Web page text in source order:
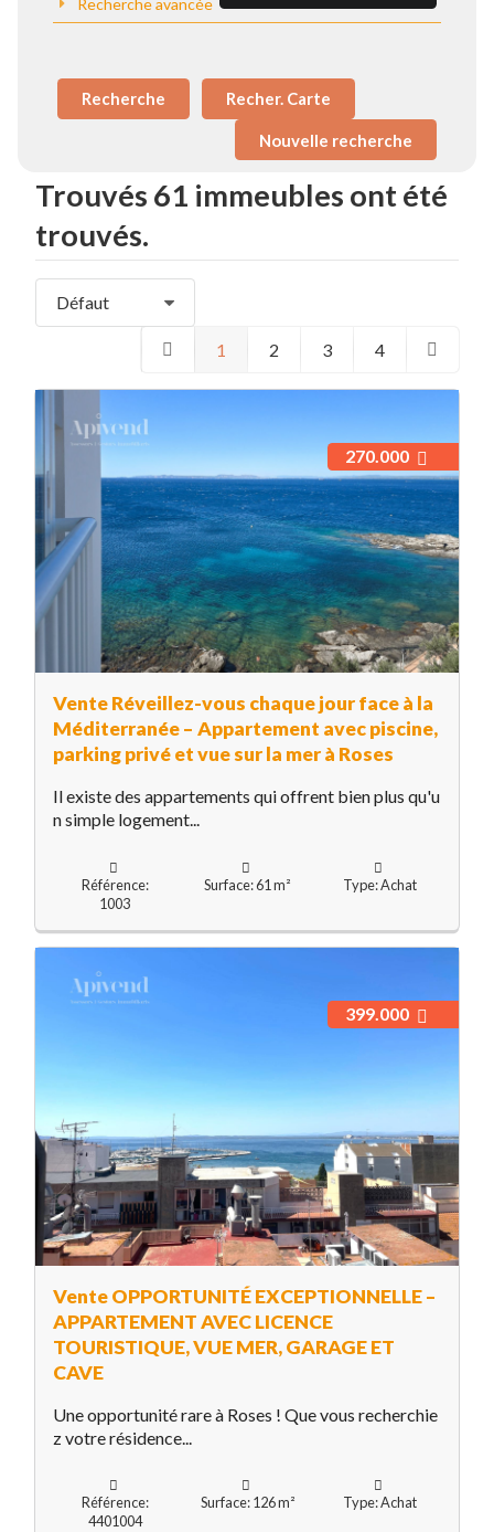
Recherche avancée
Recherche Recher. Carte
Trouvés 61 immeubles ont été
trouvés.
Défaut
1 2 3 4
Vente Réveillez-vous chaque jour face à la
Méditerranée – Appartement avec piscine,
parking privé et vue sur la mer à Roses
270.000
Il existe des appartements qui offrent bien plus qu'u
n simple logement...
Référence:
1003
Surface: 61 m² Type: Achat
Vente OPPORTUNITÉ EXCEPTIONNELLE –
APPARTEMENT AVEC LICENCE
TOURISTIQUE, VUE MER, GARAGE ET
CAVE
399.000
Une opportunité rare à Roses ! Que vous recherchie
z votre résidence...
Référence:
4401004
Surface: 126 m² Type: Achat